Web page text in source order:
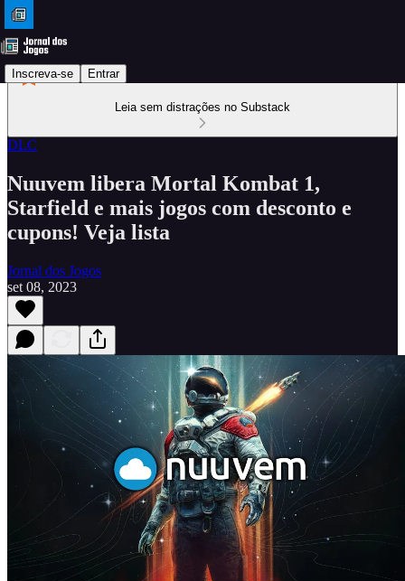
Inscreva-se Entrar
Leia sem distrações no Substack
DLC
Nuuvem libera Mortal Kombat 1,
Starfield e mais jogos com desconto e
cupons! Veja lista
Jornal dos Jogos
set 08, 2023